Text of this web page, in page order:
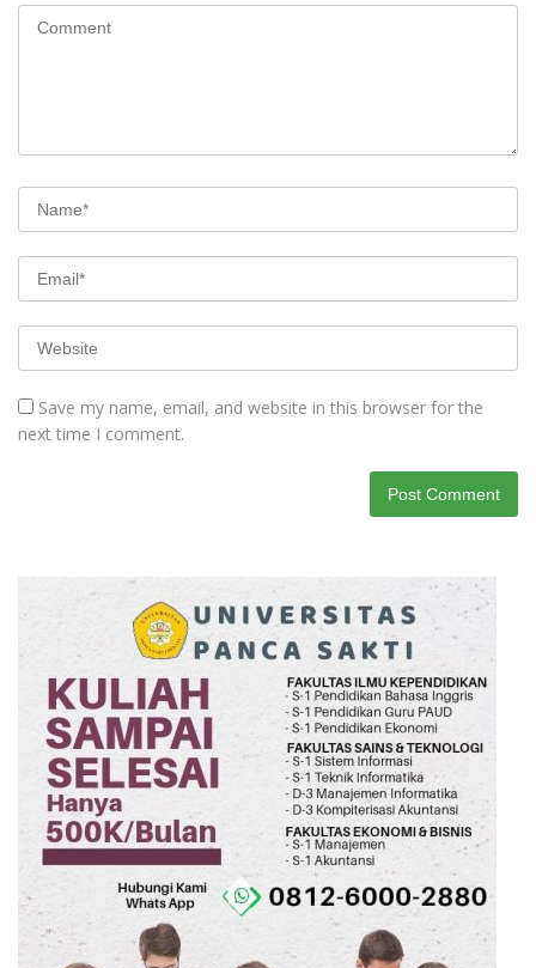
Save my name, email, and website in this browser for the
next time I comment.